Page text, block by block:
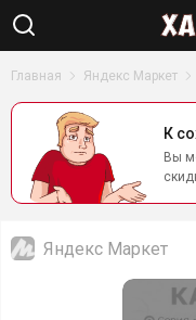
Главная Яндекс Маркет
К
Вы
Яндекс Маркет